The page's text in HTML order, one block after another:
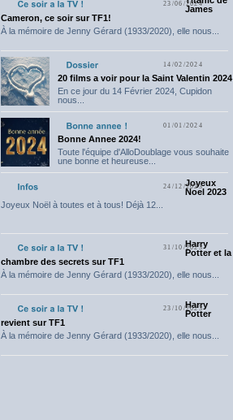
23/06/2024
James
Cameron, ce soir sur TF1!
À la mémoire de Jenny Gérard (1933/2020), elle nous...
14/02/2024
20 films a voir pour la Saint Valentin 2024
En ce jour du 14 Février 2024, Cupidon
nous...
01/01/2024
Bonne Annee 2024!
Toute l'équipe d'AlloDoublage vous souhaite
une bonne et heureuse...
24/12/2023
Joyeux
Noel 2023
Joyeux Noël à toutes et à tous! Déjà 12...
31/10/2023
Harry
Potter et la
chambre des secrets sur TF1
À la mémoire de Jenny Gérard (1933/2020), elle nous...
23/10/2023
Harry
Potter
revient sur TF1
À la mémoire de Jenny Gérard (1933/2020), elle nous...